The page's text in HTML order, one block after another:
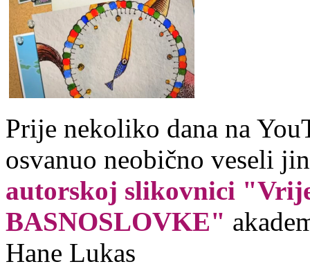
Prije nekoliko dana na
osvanuo neobično veseli
autorskoj slikovnici
BASNOSLOVKE"
Hane Lukas